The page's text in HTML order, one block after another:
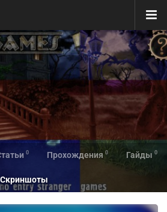
0 Прохождения 0 Гайды 0
Скриншоты